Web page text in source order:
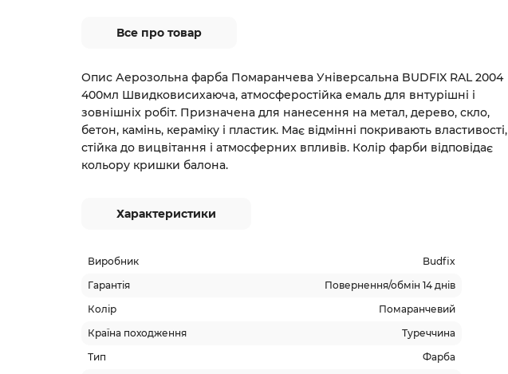
Все про товар
Опис Аерозольна фарба Помаранчева Універсальна BUDFIX RAL 2004
400мл Швидковисихаюча, атмосферостійка емаль для внтурішні і
зовнішніх робіт. Призначена для нанесення на метал, дерево, скло,
бетон, камінь, кераміку і пластик. Має відмінні покривають властивості,
стійка до вицвітання і атмосферних впливів. Колір фарби відповідає
кольору кришки балона.
Характеристики
Виробник
Budfix
Гарантія
Повернення/обмін 14 днів
Колір
Помаранчевий
Країна походження
Туреччина
Тип
Фарба